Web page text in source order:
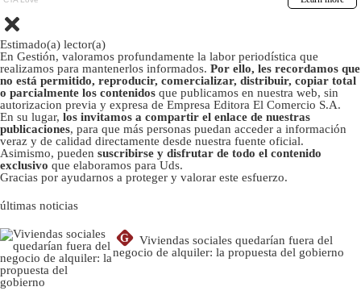
Estimado(a) lector(a)
En Gestión, valoramos profundamente la labor periodística que
realizamos para mantenerlos informados. Por ello, les recordamos que
no está permitido, reproducir, comercializar, distribuir, copiar total
o parcialmente los contenidos que publicamos en nuestra web, sin
autorizacion previa y expresa de Empresa Editora El Comercio S.A.
En su lugar, los invitamos a compartir el enlace de nuestras
publicaciones, para que más personas puedan acceder a información
veraz y de calidad directamente desde nuestra fuente oficial.
Asimismo, pueden suscribirse y disfrutar de todo el contenido
exclusivo que elaboramos para Uds.
Gracias por ayudarnos a proteger y valorar este esfuerzo.
últimas noticias
G
Viviendas sociales quedarían fuera del
negocio de alquiler: la propuesta del gobierno